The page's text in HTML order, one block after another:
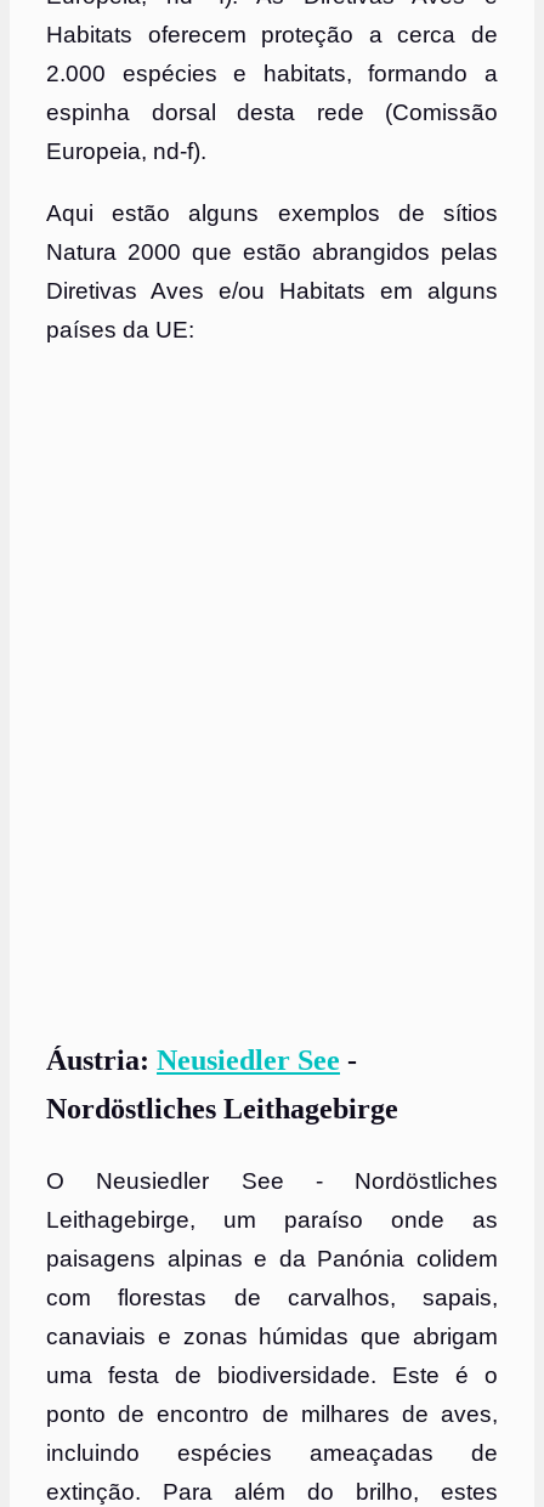
Habitats oferecem proteção a cerca de
2.000 espécies e habitats, formando a
espinha dorsal desta rede (Comissão
Europeia, nd-f).
Aqui estão alguns exemplos de sítios
Natura 2000 que estão abrangidos pelas
Diretivas Aves e/ou Habitats em alguns
países da UE:
Áustria: Neusiedler See -
Nordöstliches Leithagebirge
O Neusiedler See - Nordöstliches
Leithagebirge, um paraíso onde as
paisagens alpinas e da Panónia colidem
com florestas de carvalhos, sapais,
canaviais e zonas húmidas que abrigam
uma festa de biodiversidade. Este é o
ponto de encontro de milhares de aves,
incluindo espécies ameaçadas de
extinção. Para além do brilho, estes